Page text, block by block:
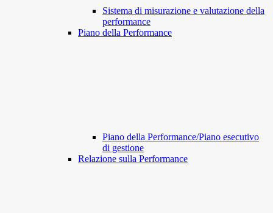
Sistema di misurazione e valutazione della
performance
Piano della Performance
Piano della Performance/Piano esecutivo
di gestione
Relazione sulla Performance